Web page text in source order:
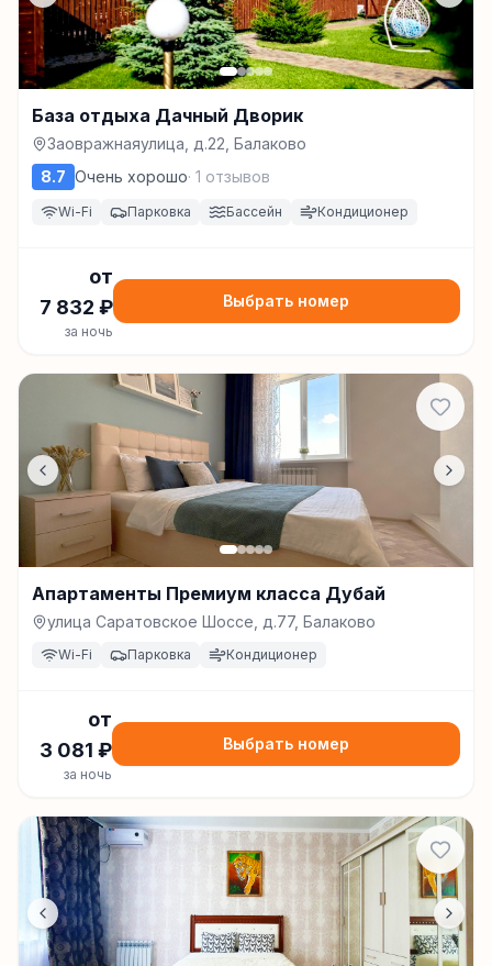
База отдыха Дачный Дворик
Заовражнаяулица, д.22, Балаково
8.7 Очень хорошо· 1 отзывов
Wi-Fi Парковка Бассейн Кондиционер
от
7 832 ₽
за ночь
Выбрать номер
Апартаменты Премиум класса Дубай
улица Саратовское Шоссе, д.77, Балаково
Wi-Fi Парковка Кондиционер
от
3 081 ₽
за ночь
Выбрать номер